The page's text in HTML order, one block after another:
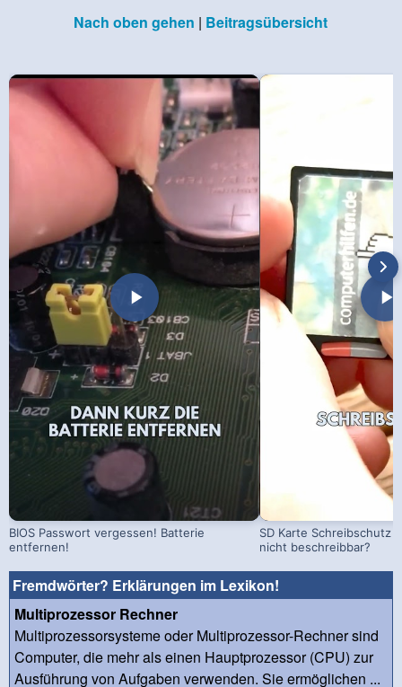
Nach oben gehen | Beitragsübersicht
BIOS Passwort vergessen! Batterie
entfernen!
SD Karte Schreibschutz
nicht beschreibbar?
Fremdwörter? Erklärungen im Lexikon!
Multiprozessor Rechner
Multiprozessorsysteme oder Multiprozessor-Rechner sind
Computer, die mehr als einen Hauptprozessor (CPU) zur
Ausführung von Aufgaben verwenden. Sie ermöglichen ...